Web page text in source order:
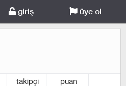
giriş üye ol
takipçi puan